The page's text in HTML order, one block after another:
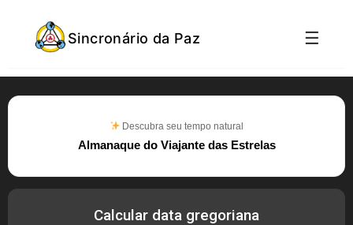
Sincronário da Paz ☰
Descubra seu tempo natural
Almanaque do Viajante das Estrelas
Calcular data gregoriana